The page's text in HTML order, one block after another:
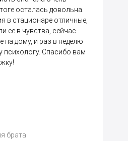
осталась довольна.
в стационаре отличные,
ее в чувства, сейчас
на дому, и раз в неделю
психологу. Спасибо вам
брата